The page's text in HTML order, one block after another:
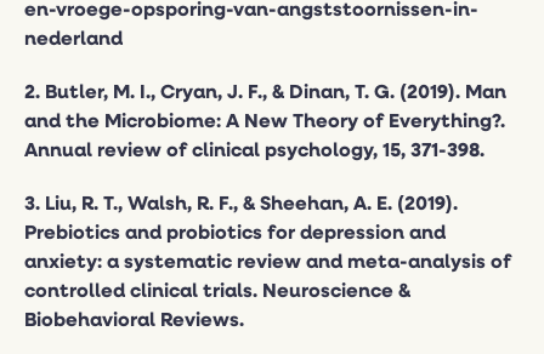
en-vroege-opsporing-van-angststoornissen-in-
nederland
2. Butler, M. I., Cryan, J. F., & Dinan, T. G. (2019). Man
and the Microbiome: A New Theory of Everything?.
Annual review of clinical psychology, 15, 371-398.
3. Liu, R. T., Walsh, R. F., & Sheehan, A. E. (2019).
Prebiotics and probiotics for depression and
anxiety: a systematic review and meta-analysis of
controlled clinical trials. Neuroscience &
Biobehavioral Reviews.